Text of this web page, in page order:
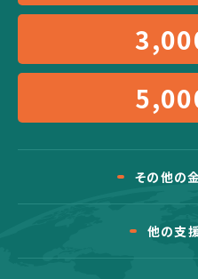
その他の
他の支